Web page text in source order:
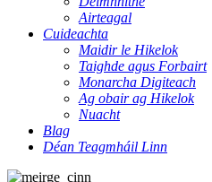
Airteagal
Cuideachta
Maidir le Hikelok
Taighde agus Forbairt
Monarcha Digiteach
Ag obair ag Hikelok
Nuacht
Blag
Déan Teagmháil Linn